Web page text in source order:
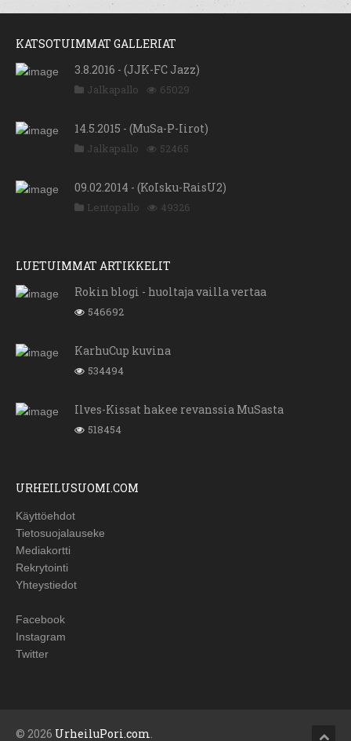
KATSOTUIMMAT GALLERIAT
3.8.2016 - (JJK-FC Jazz)
Jalkapallo 65029
14.5.2015 - (MuSa-P-Iirot)
Jalkapallo 52465
09.02.2014 - (KoIsku-RaisU2)
Lentopallo 49326
LUETUIMMAT ARTIKKELIT
Rokin blogi - huoltaja vailla vertaa
546692
KarhuCup kuvina
534494
Ilves-Kissat hakee revanssia MuSasta
518454
URHEILUSUOMI.COM
Käyttöehdot
Tietosuojalauseke
Mediakortti
Rekrytointi
Yhteystiedot
Facebook
Instagram
Twitter
© 2026 UrheiluPori.com.